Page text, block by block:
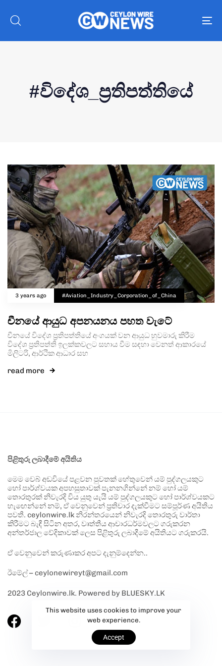
Type and hit enter
#විදේශ_ප්‍රතිපත්තියේ
3 years ago #Aviation_Industry_Corporation_of_China
චීනයේ ආයුධ අපනයනය පහත වැටේ
චීනයේ විදේශ ප්‍රතිපත්තියේ අංගයක් වන ආයුධ හුවමාරු කිරීම
විදේශ ප්‍රතිපත්ති ඉලක්කවලට සහාය වීම සඳහා වෙනත් ආකාරයේ
මිලිටරි, ආර්ථික ආධාර සහ
read more
පිළිතුරු ලබාදීමේ අයිතිය
මෙම වෙබ් අඩවියේ පළවන පුවතක් හේතුවෙන් යම් පුද්ගලයකුට
හෝ පාර්ශ්වයක අපහසුතාවක් පැනනගින්නේ නම් හෝ යම්
තොරතුරක් නිවැරදි විය යුතු යැයි යම් පුද්ගලයකුට හෝ පාර්ශ්වයකට
හැඟෙන්නේ නම්, ඒ වෙනුවෙන් ප්‍රතිචාර දැක්වීමට සම්පූර්ණ අයිතිය
පවතී. ceylonwire.lk නිරන්තරයෙන් නිවැරදි තොරතුරු වාර්තා
කිරීමට බැඳී සිටින අතර, වෘත්තීය ආචාරධර්මවලට ගරුකරන
අන්තර්ජාල වේදිකාවක් ලෙස පිළිතුරු ලබාදීමේ අයිතියට ගරුකරයි.
ඒ වෙනුවෙන් කරුණාකර අපට දැනුම්දෙන්න..
ඊමේල් – ceylonewireyt@gmail.com
2023 Ceylonwire.lk. Powered by BLUESKY.LK
This website uses cookies to improve your
web experience.
Accept